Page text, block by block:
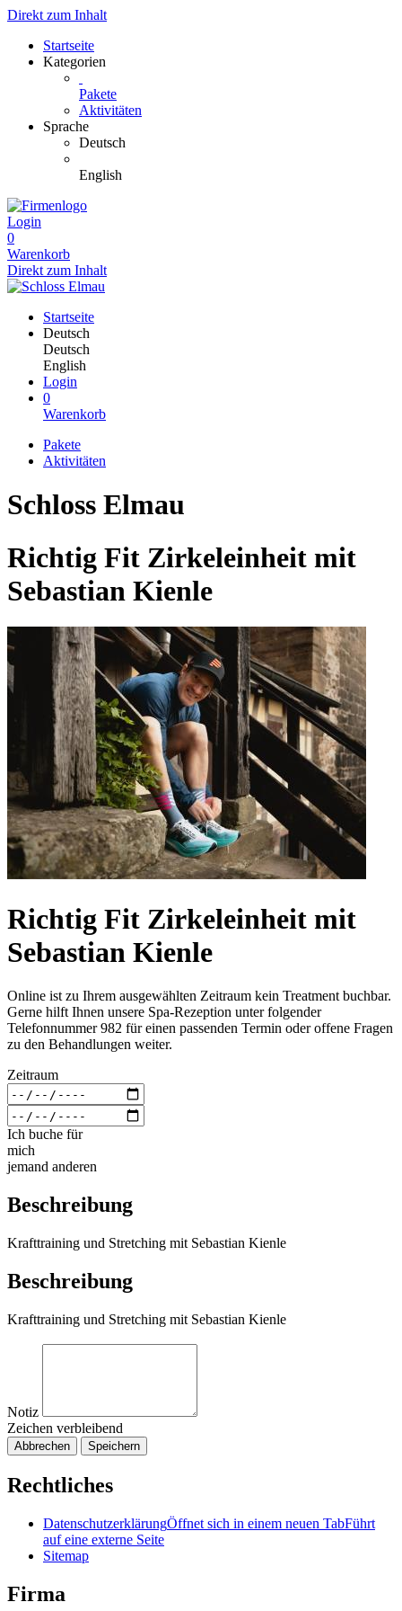
Direkt zum Inhalt
Startseite
Kategorien
Pakete
Aktivitäten
Sprache
Deutsch
English
Login
0
Warenkorb
Direkt zum Inhalt
Startseite
Deutsch
Deutsch
English
Login
0
Warenkorb
Pakete
Aktivitäten
Schloss Elmau
Richtig Fit Zirkeleinheit mit
Sebastian Kienle
Richtig Fit Zirkeleinheit mit
Sebastian Kienle
Online ist zu Ihrem ausgewählten Zeitraum kein Treatment buchbar.
Gerne hilft Ihnen unsere Spa-Rezeption unter folgender
Telefonnummer 982 für einen passenden Termin oder offene Fragen
zu den Behandlungen weiter.
Zeitraum
Ich buche für
mich
jemand anderen
Beschreibung
Krafttraining und Stretching mit Sebastian Kienle
Beschreibung
Krafttraining und Stretching mit Sebastian Kienle
Notiz
Zeichen verbleibend
Abbrechen Speichern
Rechtliches
DatenschutzerklärungÖffnet sich in einem neuen TabFührt
auf eine externe Seite
Sitemap
Firma